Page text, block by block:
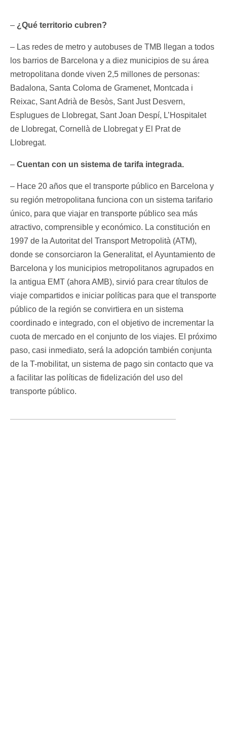
– ¿Qué territorio cubren?
– Las redes de metro y autobuses de TMB llegan a todos
los barrios de Barcelona y a diez municipios de su área
metropolitana donde viven 2,5 millones de personas:
Badalona, Santa Coloma de Gramenet, Montcada i
Reixac, Sant Adrià de Besòs, Sant Just Desvern,
Esplugues de Llobregat, Sant Joan Despí, L’Hospitalet
de Llobregat, Cornellà de Llobregat y El Prat de
Llobregat.
– Cuentan con un sistema de tarifa integrada.
– Hace 20 años que el transporte público en Barcelona y
su región metropolitana funciona con un sistema tarifario
único, para que viajar en transporte público sea más
atractivo, comprensible y económico. La constitución en
1997 de la Autoritat del Transport Metropolità (ATM),
donde se consorciaron la Generalitat, el Ayuntamiento de
Barcelona y los municipios metropolitanos agrupados en
la antigua EMT (ahora AMB), sirvió para crear títulos de
viaje compartidos e iniciar políticas para que el transporte
público de la región se convirtiera en un sistema
coordinado e integrado, con el objetivo de incrementar la
cuota de mercado en el conjunto de los viajes. El próximo
paso, casi inmediato, será la adopción también conjunta
de la T-mobilitat, un sistema de pago sin contacto que va
a facilitar las políticas de fidelización del uso del
transporte público.